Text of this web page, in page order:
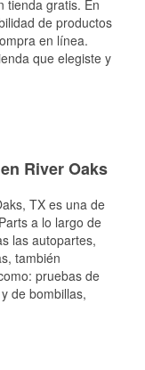
tienda gratis. En
de productos
en línea.
que elegiste y
River Oaks
, TX es una de
a lo largo de
las autopartes,
también
pruebas de
de bombillas,